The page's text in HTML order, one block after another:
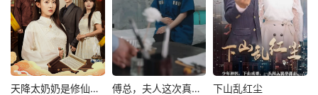
天降太奶奶是修仙老祖 傅总，夫人这次真的死了 下山乱红尘